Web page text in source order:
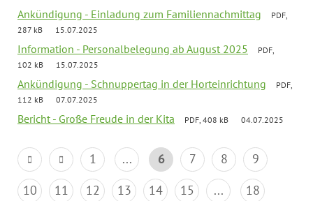
Ankündigung - Einladung zum Familiennachmittag
PDF,
287 kB
15.07.2025
Information - Personalbelegung ab August 2025
PDF,
102 kB
15.07.2025
Ankündigung - Schnuppertag in der Horteinrichtung
PDF,
112 kB
07.07.2025
Bericht - Große Freude in der Kita PDF, 408 kB 04.07.2025
1 ... 6 7 8
9
10
11 12 13 14 15 ... 18